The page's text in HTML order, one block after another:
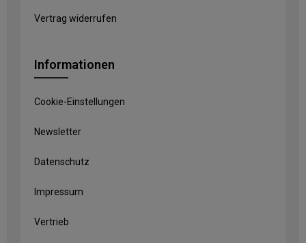
Vertrag widerrufen
Informationen
Cookie-Einstellungen
Newsletter
Datenschutz
Impressum
Vertrieb